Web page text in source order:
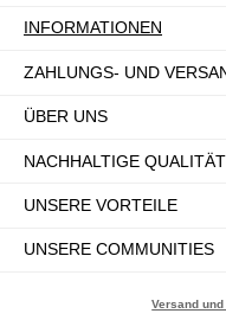
INFORMATIONEN
ZAHLUNGS- UND
ÜBER UNS
NACHHALTIGE QUALITÄT
UNSERE VORTEILE
UNSERE COMMUNITIES
Versand